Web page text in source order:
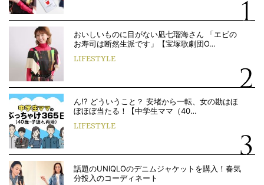
おいしいものに目がない凪七瑠海さん 「エビの
お寿司は断然生派です」【宝塚歌劇団O…
LIFESTYLE
ん!? どういうこと？ 安堵から一転、女の勘はほ
ぼほぼ当たる！【中学生ママ（40…
LIFESTYLE
話題のUNIQLOのデニムジャケットを購入！春気
分投入のコーディネート